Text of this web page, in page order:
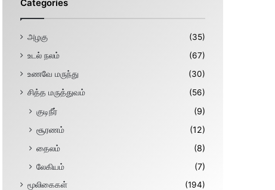
Categories
அழகு
(35)
உடல் நலம்
(67)
உணவே மருந்து
(30)
சித்த மருத்துவம்
(56)
குடிநீர்
(9)
சூரணம்
(12)
தைலம்
(8)
லேகியம்
(7)
மூலிகைகள் (194)